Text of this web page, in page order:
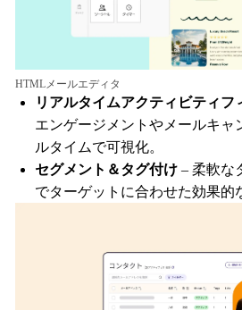
HTMLメールエディタ
リアルタイムアクティビティフ
エンゲージメントやメールキャ
ルタイムで可視化。
セグメント＆タグ付け – 柔軟な
でターゲットに合わせた効果的